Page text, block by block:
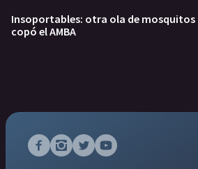
Insoportables: otra ola de mosquitos
copó el AMBA